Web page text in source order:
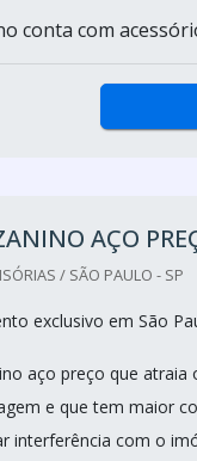
conta com
AÇO
/ SÃO PAULO - SP
exclusivo em São
aço preço que
e que tem maior
interferência com o